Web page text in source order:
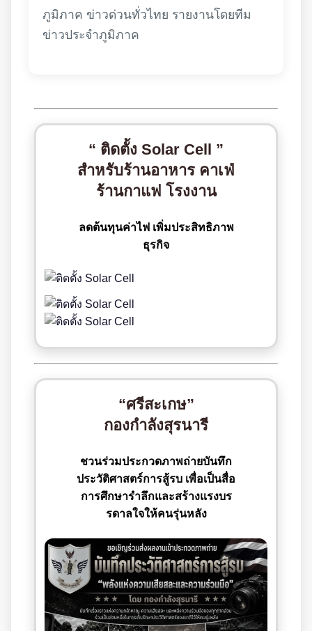
ภูมิภาค ข่าวด่วนทั่วไทย รายงานโดยทีม
ข่าวประจำภูมิภาค
“ ติดตั้ง Solar Cell ”
สำหรับร้านอาหาร คาเฟ่
ร้านกาแฟ โรงงาน
ลดต้นทุนค่าไฟ เพิ่มประสิทธิภาพ
ธุรกิจ
“ศรีสะเกษ”
กองกำลังสุรนารี
ชวนร่วมประกวดภาพถ่ายบันทึก
ประวัติศาสตร์การสู้รบ เพื่อเป็นสื่อ
การศึกษารำลึกและสร้างแรงบร
รดาลใจให้คนรุ่นหลัง